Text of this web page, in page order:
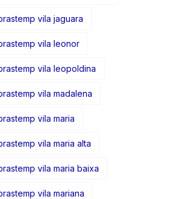
vila jaguara
vila leonor
vila leopoldina
vila madalena
vila maria
vila maria alta
vila maria baixa
vila mariana